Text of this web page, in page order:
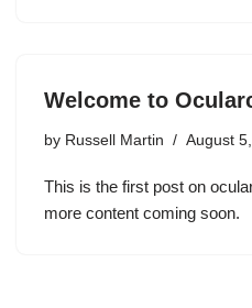
Welcome to
by Russell Martin August
This is the first post on
more content coming soon.